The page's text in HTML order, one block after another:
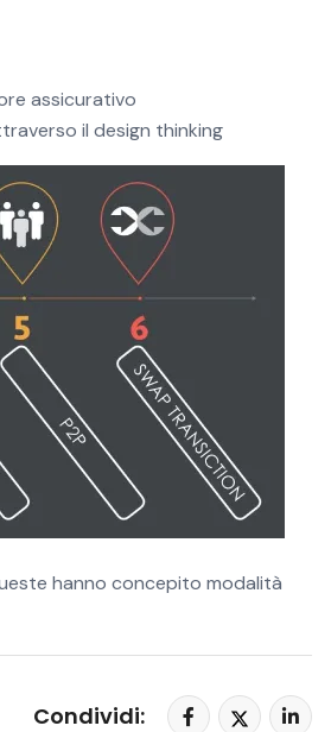
assicurativo
il design thinking
hanno concepito modalità
Condividi: